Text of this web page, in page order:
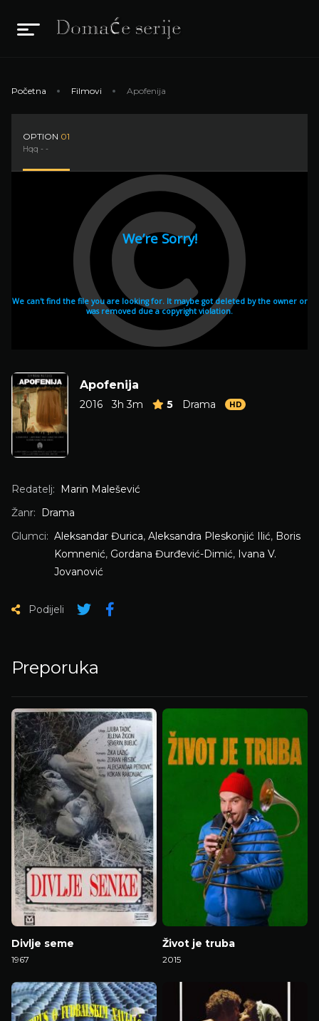
Početna Filmovi Apofenija
OPTION 01
Hqq - -
Apofenija
2016 3h 3m 5 Drama HD
Redatelj:
Marin Malešević
Žanr:
Drama
Glumci: Aleksandar Đurica, Aleksandra Pleskonjić Ilić, Boris
Komnenić, Gordana Đurđević-Dimić, Ivana V.
Jovanović
Podijeli
Preporuka
Divlje seme
1967
Život je truba
2015